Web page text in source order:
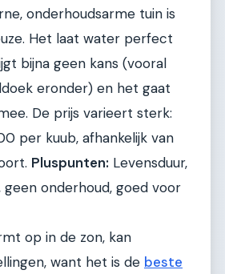
onderhoudsarme tuin is
Het laat water perfect
bijna geen kans (vooral
eronder) en het gaat
De prijs varieert sterk:
per kuub, afhankelijk van
Pluspunten: Levensduur,
geen onderhoud, goed voor
op in de zon, kan
want het is de beste